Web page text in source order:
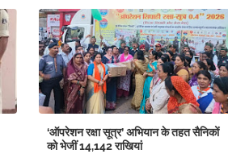
‘ऑपरेशन रक्षा सूत्र’ अभियान के तहत सैनिकों
को भेजीं 14,142 राखियां